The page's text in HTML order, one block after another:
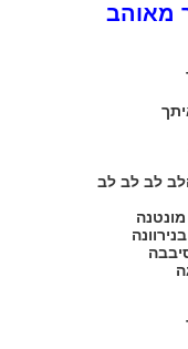
מאוהב
לב לב לב